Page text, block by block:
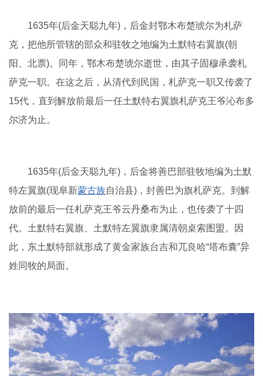
1635年(后金天聪九年)，后金封鄂木布楚琥尔为札萨
克，把他所管辖的部众和驻牧之地编为土默特右翼旗(朝
阳、北票)。同年，鄂木布楚琥尔逝世，由其子固穆承袭札
萨克一职。在这之后，从清代到民国，札萨克一职又传袭了
15代，直到解放前最后一任土默特右翼旗札萨克王爷沁布多
尔济为止。
1635年(后金天聪九年)，后金将善巴部驻牧地编为土默
特左翼旗(现阜新蒙古族自治县)，封善巴为旗札萨克。到解
放前的最后一任札萨克王爷云丹桑布为止，也传袭了十四
代。土默特右翼旗、土默特左翼旗隶属清朝桌索图盟。因
此，东土默特部就形成了黄金家族台吉和兀良哈“塔布囊”异
姓同牧的局面。